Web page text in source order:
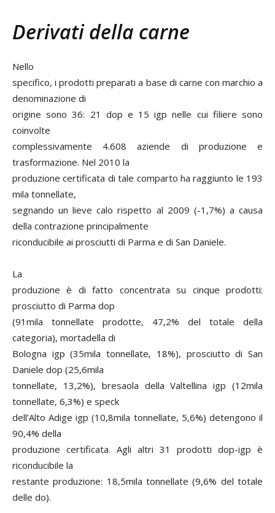
Derivati della carne
Nello
specifico, i prodotti preparati a base di carne con marchio a
denominazione di
origine sono 36: 21 dop e 15 igp nelle cui filiere sono
coinvolte
complessivamente 4.608 aziende di produzione e
trasformazione. Nel 2010 la
produzione certificata di tale comparto ha raggiunto le 193
mila tonnellate,
segnando un lieve calo rispetto al 2009 (-1,7%) a causa
della contrazione principalmente
riconducibile ai prosciutti di Parma e di San Daniele.
La
produzione è di fatto concentrata su cinque prodotti:
prosciutto di Parma dop
(91mila tonnellate prodotte, 47,2% del totale della
categoria), mortadella di
Bologna igp (35mila tonnellate, 18%), prosciutto di San
Daniele dop (25,6mila
tonnellate, 13,2%), bresaola della Valtellina igp (12mila
tonnellate, 6,3%) e speck
dell’Alto Adige igp (10,8mila tonnellate, 5,6%) detengono il
90,4% della
produzione certificata. Agli altri 31 prodotti dop-igp è
riconducibile la
restante produzione: 18,5mila tonnellate (9,6% del totale
delle do).